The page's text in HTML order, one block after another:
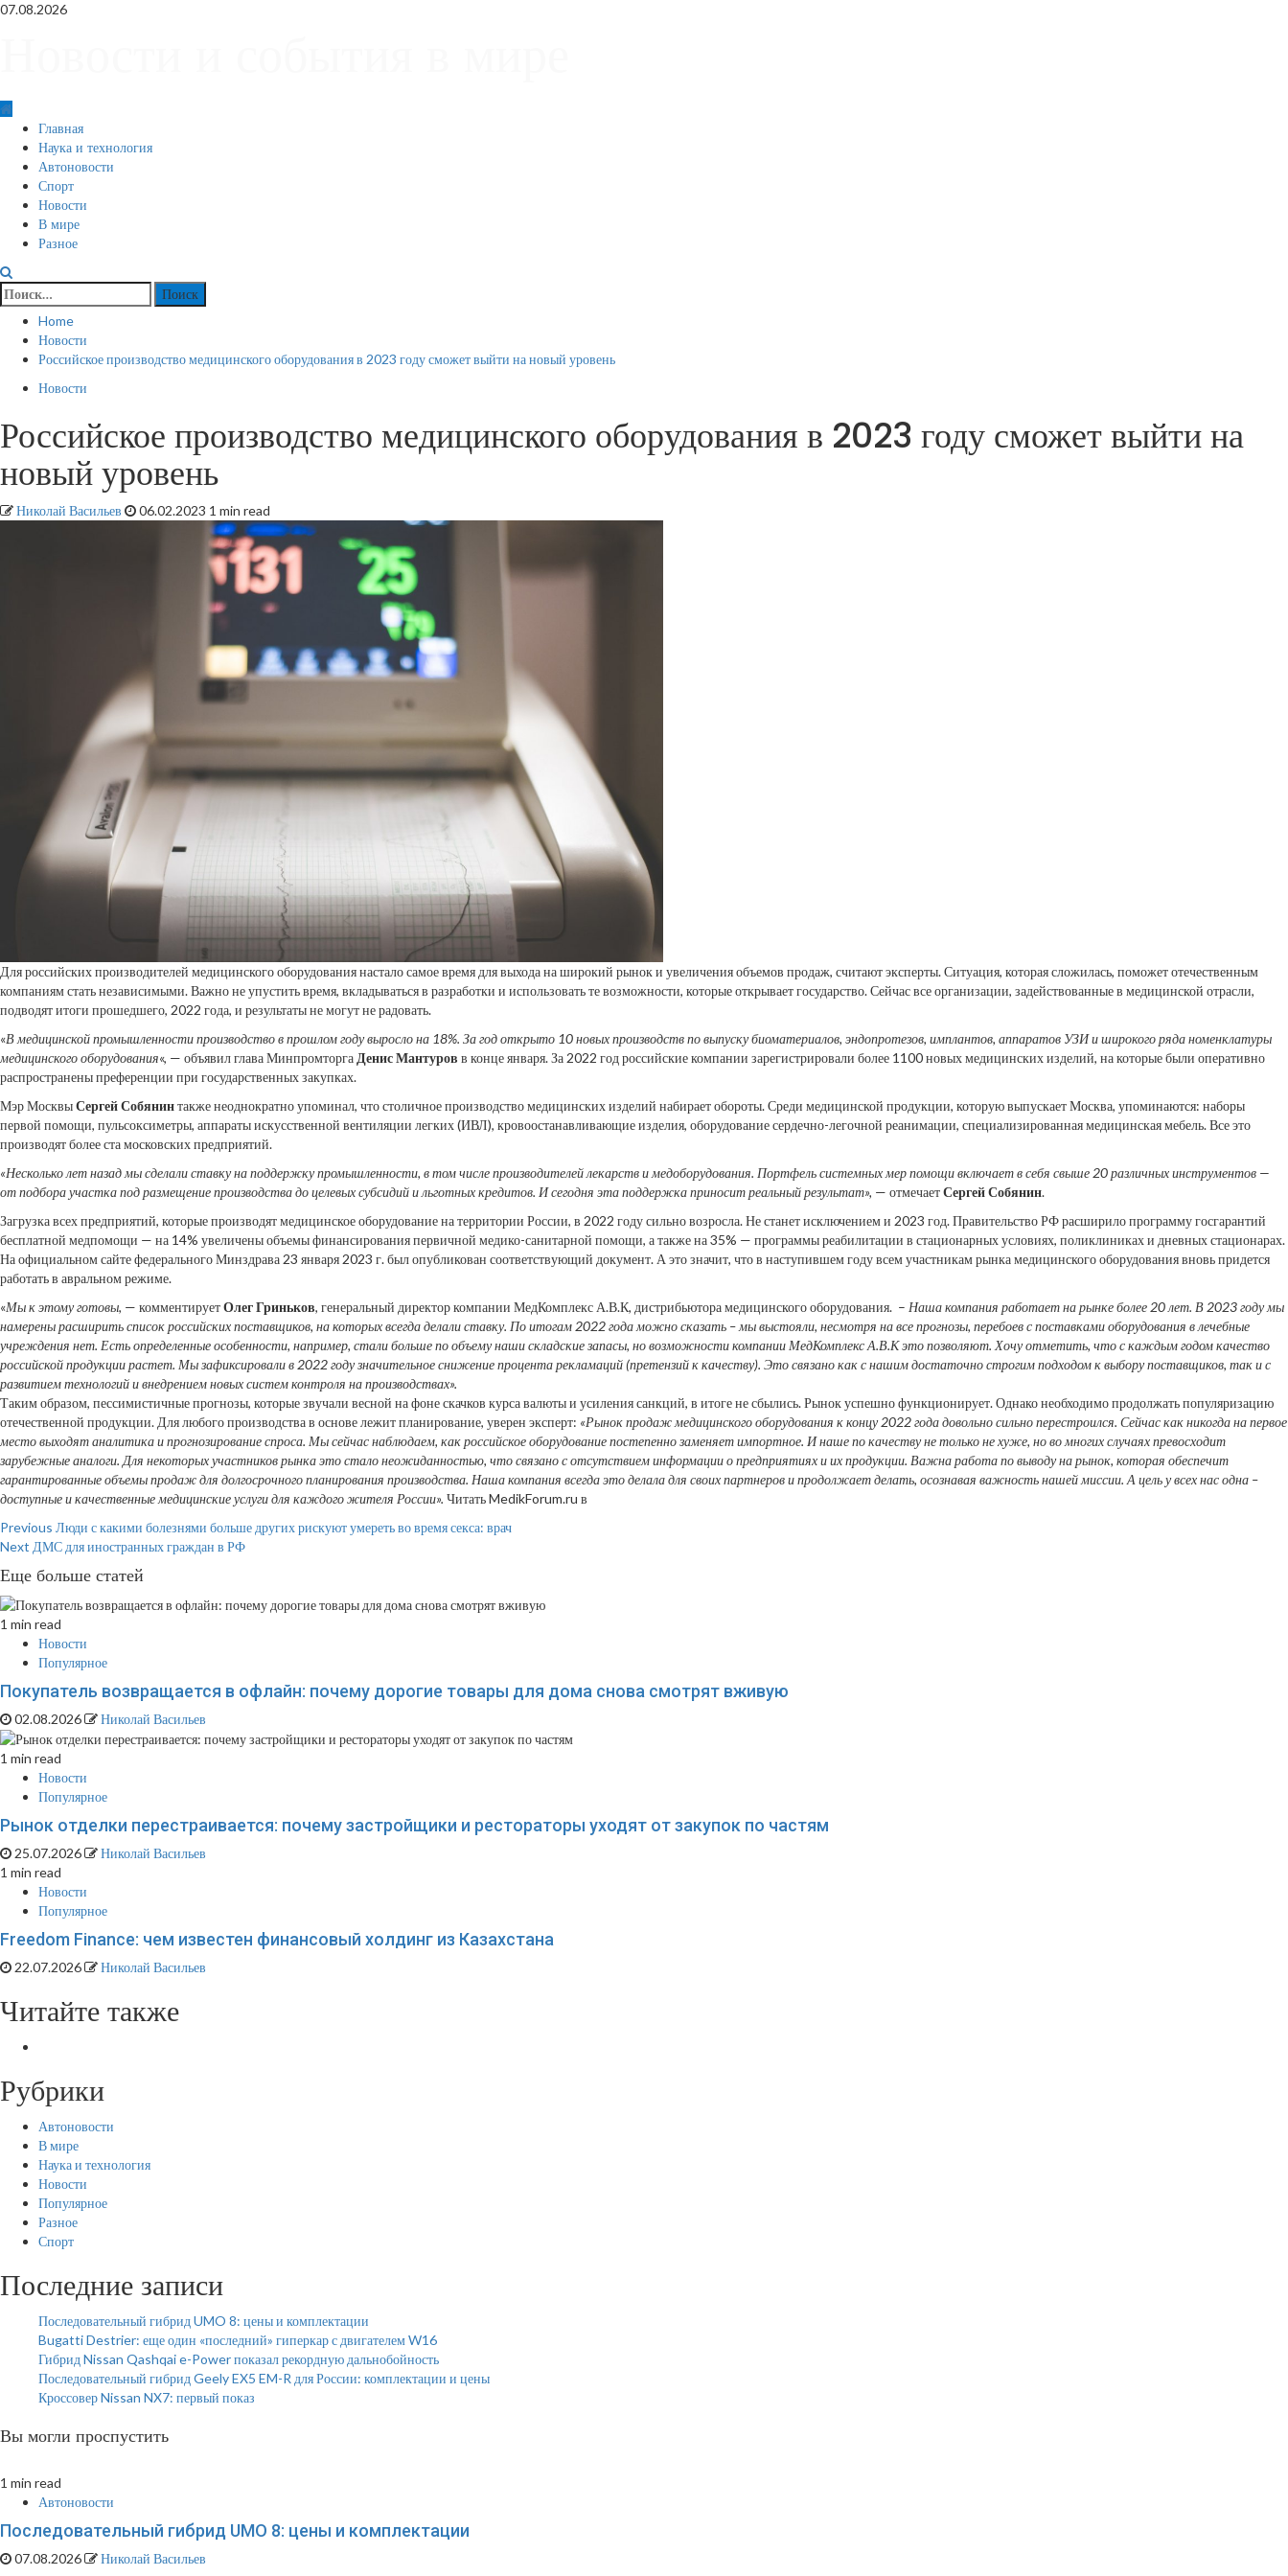
Skip
07.08.2026
Primary
Menu
Главная
Наука и технология
Автоновости
Спорт
Новости
В мире
Разное
Найти:
Home
Новости
Российское производство медицинского оборудования в 2023 году сможет выйти на новый уровень
Новости
Российское производство медицинского оборудования в 2023 году сможет выйти на
новый уровень
Николай Васильев 06.02.2023 1 min read
Для российских производителей медицинского оборудования настало самое время для выхода на широкий рынок и увеличения объемов продаж, считают эксперты. Ситуация, которая сложилась, поможет отечественным
компаниям стать независимыми. Важно не упустить время, вкладываться в разработки и использовать те возможности, которые открывает государство. Сейчас все организации, задействованные в медицинской отрасли,
подводят итоги прошедшего, 2022 года, и результаты не могут не радовать.
«В медицинской промышленности производство в прошлом году выросло на 18%. За год открыто 10 новых производств по выпуску биоматериалов, эндопротезов, имплантов, аппаратов УЗИ и широкого ряда номенклатуры
медицинского оборудования«, — объявил глава Минпромторга Денис Мантуров в конце января. За 2022 год российские компании зарегистрировали более 1100 новых медицинских изделий, на которые были оперативно
распространены преференции при государственных закупках.
Мэр МосквыСергей Собянинтакже неоднократно упоминал, что столичное производство медицинских изделий набирает обороты. Среди медицинской продукции, которую выпускает Москва, упоминаются: наборы
первой помощи, пульсоксиметры, аппараты искусственной вентиляции легких (ИВЛ), кровоостанавливающие изделия, оборудование сердечно-легочной реанимации, специализированная медицинская мебель. Все это
производят более ста московских предприятий.
«Несколько лет назад мы сделали ставку на поддержку промышленности, в том числе производителей лекарств и медоборудования. Портфель системных мер помощи включает в себя свыше 20 различных инструментов —
от подбора участка под размещение производства до целевых субсидий и льготных кредитов. И сегодня эта поддержка приносит реальный результат», — отмечаетСергей Собянин.
Загрузка всех предприятий, которые производят медицинское оборудование на территории России, в 2022 году сильно возросла. Не станет исключением и 2023 год. Правительство РФ расширило программу госгарантий
бесплатной медпомощи — на 14% увеличены объемы финансирования первичной медико-санитарной помощи, а также на 35% — программы реабилитации в стационарных условиях, поликлиниках и дневных стационарах.
На официальном сайте федерального Минздрава 23 января 2023 г. был опубликован соответствующий документ. А это значит, что в наступившем году всем участникам рынка медицинского оборудования вновь придется
работать в авральном режиме.
«Мы к этому готовы, — комментируетОлег Гриньков, генеральный директор компании МедКомплекс А.В.К, дистрибьютора медицинского оборудования. – Наша компания работает на рынке более 20 лет. В 2023 году мы
намерены расширить список российских поставщиков, на которых всегда делали ставку. По итогам 2022 года можно сказать – мы выстояли, несмотря на все прогнозы, перебоев с поставками оборудования в лечебные
учреждения нет. Есть определенные особенности, например, стали больше по объему наши складские запасы, но возможности компании МедКомплекс А.В.К это позволяют. Хочу отметить, что с каждым годом качество
российской продукции растет. Мы зафиксировали в 2022 году значительное снижение процента рекламаций (претензий к качеству). Это связано как с нашим достаточно строгим подходом к выбору поставщиков, так и с
развитием технологий и внедрением новых систем контроля на производствах».
Таким образом, пессимистичные прогнозы, которые звучали весной на фоне скачков курса валюты и усиления санкций, в итоге не сбылись. Рынок успешно функционирует. Однако необходимо продолжать популяризацию
отечественной продукции. Для любого производства в основе лежит планирование, уверен эксперт: «Рынок продаж медицинского оборудования к концу 2022 года довольно сильно перестроился. Сейчас как никогда на первое
место выходят аналитика и прогнозирование спроса. Мы сейчас наблюдаем, как российское оборудование постепенно заменяет импортное. И наше по качеству не только не хуже, но во многих случаях превосходит
зарубежные аналоги. Для некоторых участников рынка это стало неожиданностью, что связано с отсутствием информации о предприятиях и их продукции. Важна работа по выводу на рынок, которая обеспечит
гарантированные объемы продаж для долгосрочного планирования производства. Наша компания всегда это делала для своих партнеров и продолжает делать, осознавая важность нашей миссии. А цель у всех нас одна –
доступные и качественные медицинские услуги для каждого жителя России». Читать MedikForum.ru в
Continue
Reading
Previous Люди с какими болезнями больше других рискуют умереть во время секса: врач
Next ДМС для иностранных граждан в РФ
Еще больше статей
1 min read
Новости
Популярное
Покупатель возвращается в офлайн: почему дорогие товары для дома снова смотрят вживую
02.08.2026 Николай Васильев
1 min read
Новости
Популярное
Рынок отделки перестраивается: почему застройщики и рестораторы уходят от закупок по частям
25.07.2026
Николай Васильев
1 min read
Новости
Популярное
Freedom Finance: чем известен финансовый холдинг из Казахстана
22.07.2026 Николай Васильев
Читайте также
Рубрики
Автоновости
В мире
Наука и технология
Новости
Популярное
Разное
Спорт
Последние записи
Последовательный гибрид UMO 8: цены и комплектации
Bugatti Destrier: еще один «последний» гиперкар с двигателем W16
Гибрид Nissan Qashqai e-Power показал рекордную дальнобойность
Последовательный гибрид Geely EX5 EM-R для России: комплектации и цены
Кроссовер Nissan NX7: первый показ
Вы могли проспустить
1 min read
Автоновости
Последовательный гибрид UMO 8: цены и комплектации
07.08.2026 Николай Васильев